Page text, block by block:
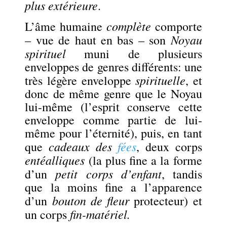
plus extérieure.
L’âme humaine complète comporte
– vue de haut en bas – sonNoyau
spirituel muni de plusieurs
enveloppes de genres différents: une
très légère enveloppespirituelle, et
donc de même genre que le Noyau
lui-même (l’esprit conserve cette
enveloppe comme partie de lui-
même pour l’éternité), puis, en tant
quecadeaux des fées, deux corps
entéalliques (la plus fine a la forme
d’unpetit corps d’enfant, tandis
que la moins fine a l’apparence
d’un bouton de fleurprotecteur) et
un corps fin-matériel.